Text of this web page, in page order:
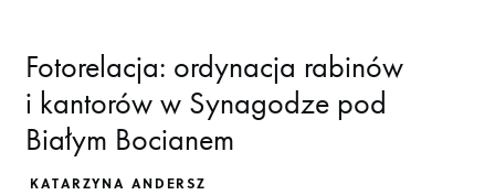
Fotorelacja: ordynacja rabinów
i kantorów w Synagodze pod
Białym Bocianem
KATARZYNA ANDERSZ